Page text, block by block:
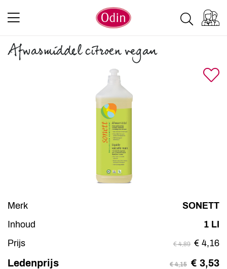
Afwasmiddel citroen vegan
Merk
SONETT
Inhoud
1 LI
Prijs
€ 4,89 € 4,16
Ledenprijs € 4,15 € 3,53